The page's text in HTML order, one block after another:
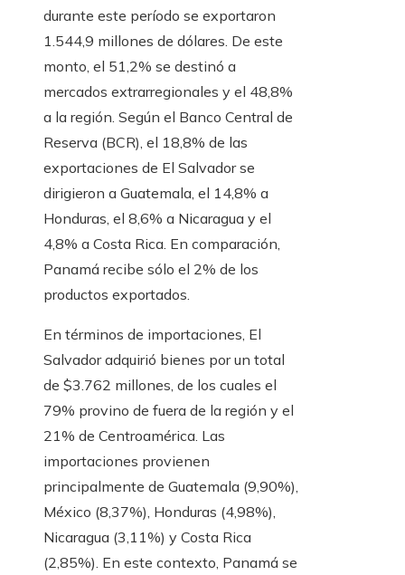
durante este período se exportaron
1.544,9 millones de dólares. De este
monto, el 51,2% se destinó a
mercados extrarregionales y el 48,8%
a la región. Según el Banco Central de
Reserva (BCR), el 18,8% de las
exportaciones de El Salvador se
dirigieron a Guatemala, el 14,8% a
Honduras, el 8,6% a Nicaragua y el
4,8% a Costa Rica. En comparación,
Panamá recibe sólo el 2% de los
productos exportados.
En términos de importaciones, El
Salvador adquirió bienes por un total
de $3.762 millones, de los cuales el
79% provino de fuera de la región y el
21% de Centroamérica. Las
importaciones provienen
principalmente de Guatemala (9,90%),
México (8,37%), Honduras (4,98%),
Nicaragua (3,11%) y Costa Rica
(2,85%). En este contexto, Panamá se